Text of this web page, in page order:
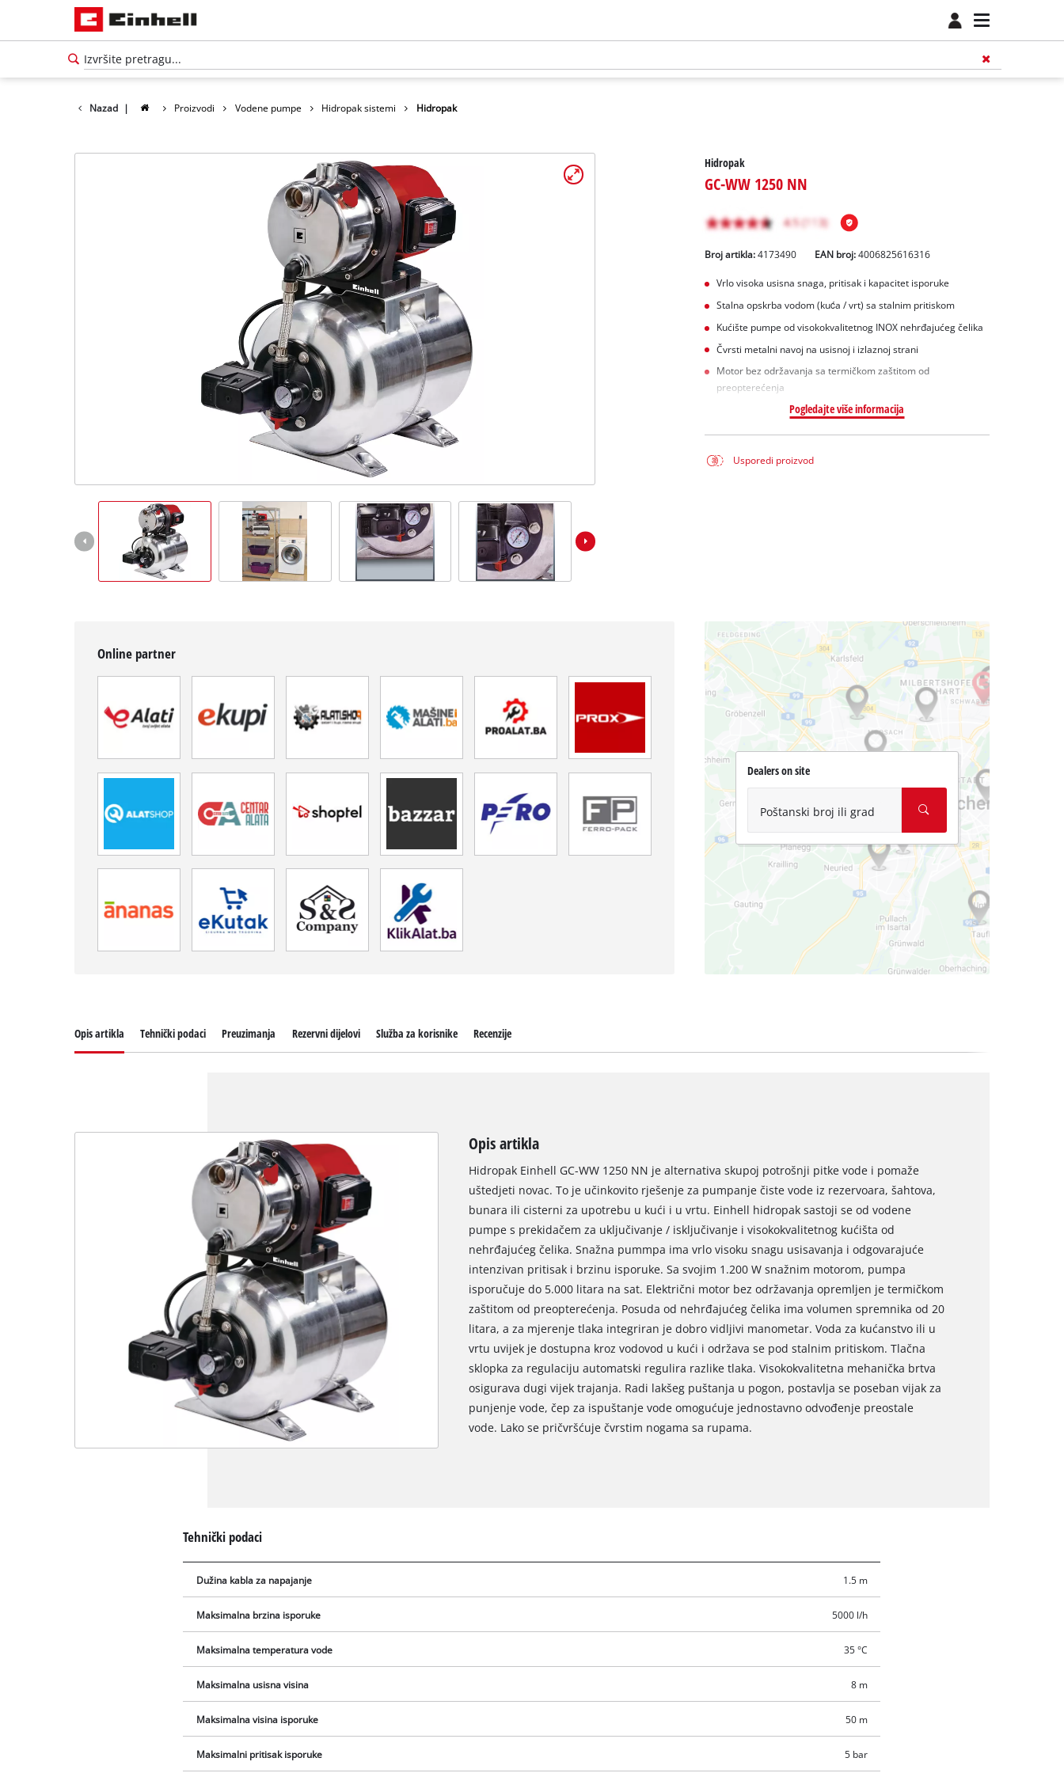
Nazad | Proizvodi Vodene pumpe Hidropak sistemi Hidropak
Hidropak
GC-WW 1250 NN
Broj artikla: 4173490 EAN broj:4006825616316
Vrlo visoka usisna snaga, pritisak i kapacitet isporuke
Stalna opskrba vodom (kuća / vrt) sa stalnim pritiskom
Kućište pumpe od visokokvalitetnog INOX nehrđajućeg čelika
Čvrsti metalni navoj na usisnoj i izlaznoj strani
Motor bez održavanja sa termičkom zaštitom od
preopterećenja
Pogledajte više informacija
Usporedi proizvod
Online partner
Dealers on site
Poštanski broj ili grad
We need your consent to load the
Opis artikla Tehnički podaci Preuzimanja Rezervni dijelovi Služba za korisnike Recenzije
Opis artikla
Hidropak Einhell GC-WW 1250 NN je alternativa skupoj potrošnji pitke vode i pomaže
uštedjeti novac. To je učinkovito rješenje za pumpanje čiste vode iz rezervoara, šahtova,
bunara ili cisterni za upotrebu u kući i u vrtu. Einhell hidropak sastoji se od vodene
pumpe s prekidačem za uključivanje / isključivanje i visokokvalitetnog kućišta od
nehrđajućeg čelika. Snažna pummpa ima vrlo visoku snagu usisavanja i odgovarajuće
intenzivan pritisak i brzinu isporuke. Sa svojim 1.200 W snažnim motorom, pumpa
isporučuje do 5.000 litara na sat. Električni motor bez održavanja opremljen je termičkom
zaštitom od preopterećenja. Posuda od nehrđajućeg čelika ima volumen spremnika od 20
litara, a za mjerenje tlaka integriran je dobro vidljivi manometar. Voda za kućanstvo ili u
vrtu uvijek je dostupna kroz vodovod u kući i održava se pod stalnim pritiskom. Tlačna
sklopka za regulaciju automatski regulira razlike tlaka. Visokokvalitetna mehanička brtva
osigurava dugi vijek trajanja. Radi lakšeg puštanja u pogon, postavlja se poseban vijak za
punjenje vode, čep za ispuštanje vode omogućuje jednostavno odvođenje preostale
vode. Lako se pričvršćuje čvrstim nogama sa rupama.
Tehnički podaci
Dužina kabla za napajanje 1.5 m
Maksimalna brzina isporuke 5000 l/h
Maksimalna temperatura vode 35 °C
Maksimalna usisna visina 8 m
Maksimalna visina isporuke 50 m
Maksimalni pritisak isporuke 5 bar